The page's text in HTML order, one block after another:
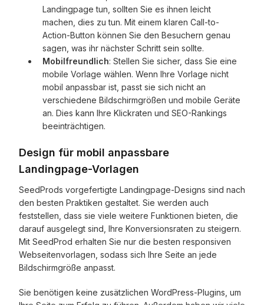
Landingpage tun, sollten Sie es ihnen leicht
machen, dies zu tun. Mit einem klaren Call-to-
Action-Button können Sie den Besuchern genau
sagen, was ihr nächster Schritt sein sollte.
Mobilfreundlich: Stellen Sie sicher, dass Sie eine
mobile Vorlage wählen. Wenn Ihre Vorlage nicht
mobil anpassbar ist, passt sie sich nicht an
verschiedene Bildschirmgrößen und mobile Geräte
an. Dies kann Ihre Klickraten und SEO-Rankings
beeinträchtigen.
Design für mobil anpassbare
Landingpage-Vorlagen
SeedProds vorgefertigte Landingpage-Designs sind nach
den besten Praktiken gestaltet. Sie werden auch
feststellen, dass sie viele weitere Funktionen bieten, die
darauf ausgelegt sind, Ihre Konversionsraten zu steigern.
Mit SeedProd erhalten Sie nur die besten responsiven
Webseitenvorlagen, sodass sich Ihre Seite an jede
Bildschirmgröße anpasst.
Sie benötigen keine zusätzlichen WordPress-Plugins, um